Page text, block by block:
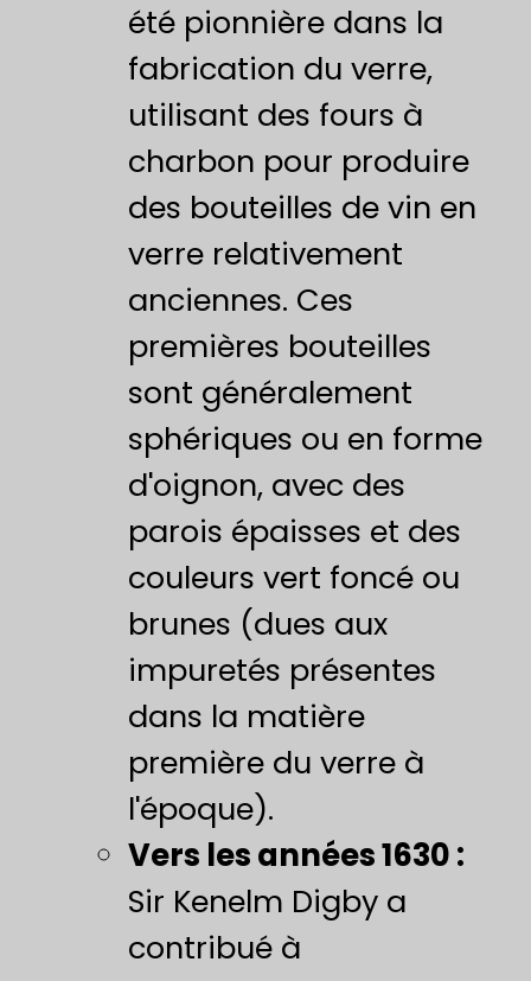
été pionnière dans la
fabrication du verre,
utilisant des fours à
charbon pour produire
des bouteilles de vin en
verre relativement
anciennes. Ces
premières bouteilles
sont généralement
sphériques ou en forme
d'oignon, avec des
parois épaisses et des
couleurs vert foncé ou
brunes (dues aux
impuretés présentes
dans la matière
première du verre à
l'époque).
Vers les années 1630 :
Sir Kenelm Digby a
contribué à